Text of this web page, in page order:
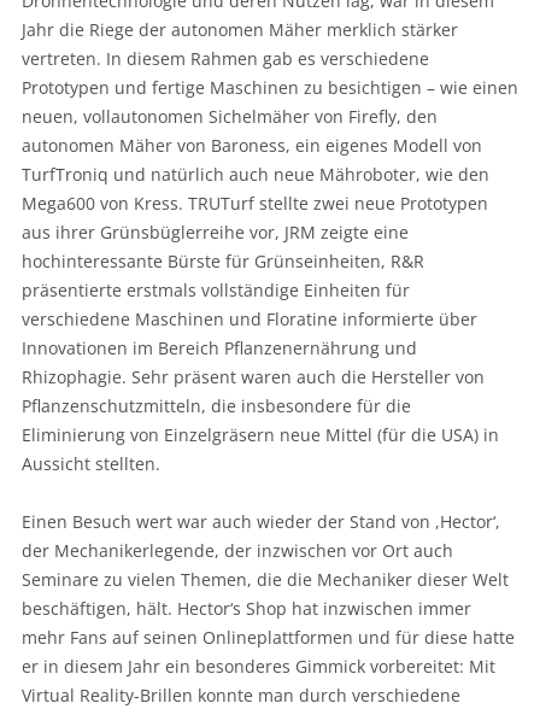
Jahr die Riege der autonomen Mäher merklich stärker
vertreten. In diesem Rahmen gab es verschiedene
Prototypen und fertige Maschinen zu besichtigen – wie einen
neuen, vollautonomen Sichelmäher von Firefly, den
autonomen Mäher von Baroness, ein eigenes Modell von
TurfTroniq und natürlich auch neue Mähroboter, wie den
Mega600 von Kress. TRUTurf stellte zwei neue Prototypen
aus ihrer Grünsbüglerreihe vor, JRM zeigte eine
hochinteressante Bürste für Grünseinheiten, R&R
präsentierte erstmals vollständige Einheiten für
verschiedene Maschinen und Floratine informierte über
Innovationen im Bereich Pflanzenernährung und
Rhizophagie. Sehr präsent waren auch die Hersteller von
Pflanzenschutzmitteln, die insbesondere für die
Eliminierung von Einzelgräsern neue Mittel (für die USA) in
Aussicht stellten.
Einen Besuch wert war auch wieder der Stand von ,Hector‘,
der Mechanikerlegende, der inzwischen vor Ort auch
Seminare zu vielen Themen, die die Mechaniker dieser Welt
beschäftigen, hält. Hector‘s Shop hat inzwischen immer
mehr Fans auf seinen Onlineplattformen und für diese hatte
er in diesem Jahr ein besonderes Gimmick vorbereitet: Mit
Virtual Reality-Brillen konnte man durch verschiedene